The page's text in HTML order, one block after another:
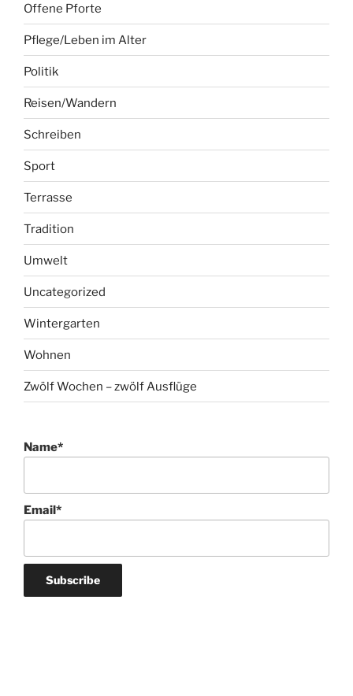
Offene Pforte
Pflege/Leben im Alter
Politik
Reisen/Wandern
Schreiben
Sport
Terrasse
Tradition
Umwelt
Uncategorized
Wintergarten
Wohnen
Zwölf Wochen – zwölf Ausflüge
Name*
Email*